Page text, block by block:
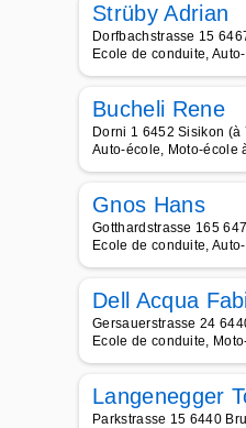
Strüby Adrian
Dorfbachstrasse 15
Ecole de conduite,
Bucheli Rene
Dorni 1 6452 Sisikon (à
Auto-école, Moto-école
Gnos Hans
Gotthardstrasse 165
Ecole de conduite,
Dell Acqua
Gersauerstrasse 24
Ecole de conduite,
Langenegger
Parkstrasse 15 6440